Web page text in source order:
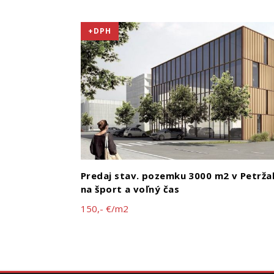
+DPH
Predaj stav. pozemku 3000 m2 v
na šport a voľný čas
150,- €/m2